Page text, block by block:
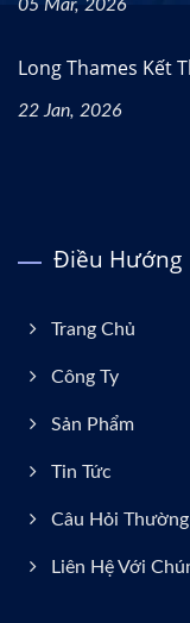
05 Mar, 2026
Long Thames Kết
22 Jan, 2026
Điều Hướng
Trang Chủ
Công Ty
Sản Phẩm
Tin Tức
Câu Hỏi
Liên Hệ Với